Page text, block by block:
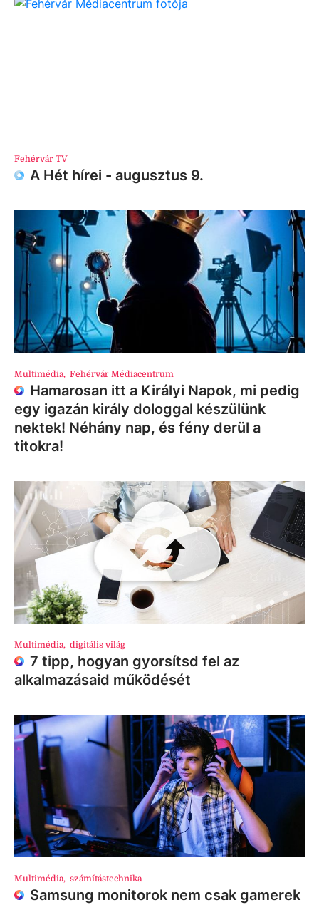
Fehérvár TV
A Hét hírei - augusztus 9.
Multimédia, Fehérvár Médiacentrum
Hamarosan itt a Királyi Napok, mi pedig
egy igazán király dologgal készülünk
nektek! Néhány nap, és fény derül a
titokra!
Multimédia, digitális világ
7 tipp, hogyan gyorsítsd fel az
alkalmazásaid működését
Multimédia, számítástechnika
Samsung monitorok nem csak gamerek